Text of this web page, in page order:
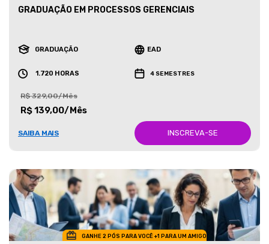
GRADUAÇÃO EM PROCESSOS GERENCIAIS
GRADUAÇÃO EAD
1.720 HORAS 4 SEMESTRES
R$ 329,00/Mês
R$ 139,00/Mês
SAIBA MAIS INSCREVA-SE
GANHE 2 PÓS PARA VOCÊ +1 PARA UM AMIGO